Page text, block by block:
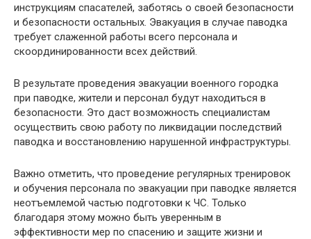
инструкциям спасателей, заботясь о своей безопасности
и безопасности остальных. Эвакуация в случае паводка
требует слаженной работы всего персонала и
скоординированности всех действий.
В результате проведения эвакуации военного городка
при паводке, жители и персонал будут находиться в
безопасности. Это даст возможность специалистам
осуществить свою работу по ликвидации последствий
паводка и восстановлению нарушенной инфраструктуры.
Важно отметить, что проведение регулярных тренировок
и обучения персонала по эвакуации при паводке является
неотъемлемой частью подготовки к ЧС. Только
благодаря этому можно быть уверенным в
эффективности мер по спасению и защите жизни и